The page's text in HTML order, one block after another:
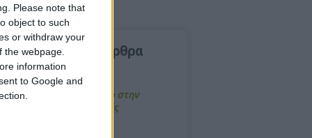
Please note that
object to such
or withdraw your
the webpage.
information
to Google and
δημοφιλέστερα άρθρα
2026, 17:25
Αποτελεσματικό στην
από τις εμβοές